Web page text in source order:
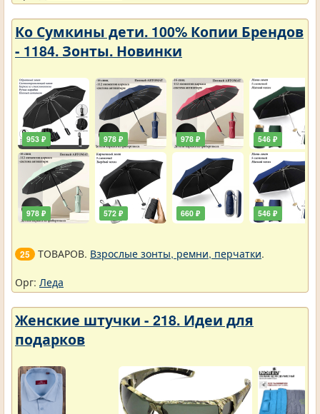
Ко Сумкины дети. 100% Копии Брендов
- 1184. Зонты. Новинки
953 ₽
978 ₽
978 ₽
572 ₽
978 ₽
660 ₽
546 ₽
546 ₽
25 ТОВАРОВ. Взрослые зонты, ремни, перчатки.
Орг: Леда
Женские штучки - 218. Идеи для
подарков